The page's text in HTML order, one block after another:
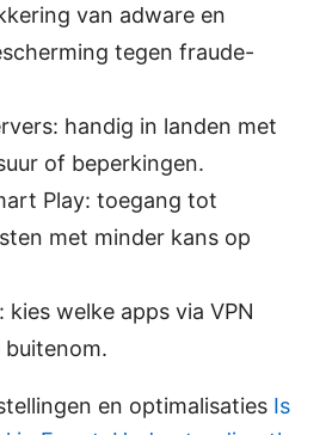
van adware en
tegen fraude-
handig in landen met
of beperkingen.
Play: toegang tot
met minder kans op
kies welke apps via VPN
buitenom.
en optimalisaties Is